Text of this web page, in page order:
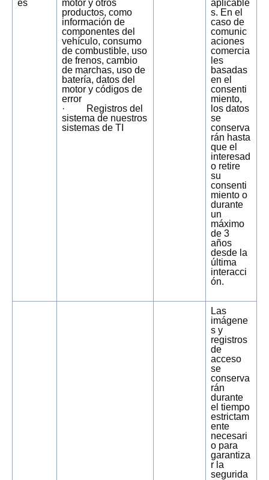
es
motor y otros
productos, como
información de
componentes del
vehículo, consumo
de combustible, uso
de frenos, cambio
de marchas, uso de
batería, datos del
motor y códigos de
error
· Registros del
sistema de nuestros
sistemas de TI
aplicable
s. En el
caso de
comunic
aciones
comercia
les
basadas
en el
consenti
miento,
los datos
se
conserva
rán hasta
que el
interesad
o retire
su
consenti
miento o
durante
un
máximo
de 3
años
desde la
última
interacci
ón.
Las
imágene
s y
registros
de
acceso
se
conserva
rán
durante
el tiempo
estrictam
ente
necesari
o para
garantiza
r la
segurida